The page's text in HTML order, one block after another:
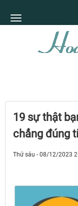
19 sự thật
chẳng đúng
Thứ sáu - 08/12/2023